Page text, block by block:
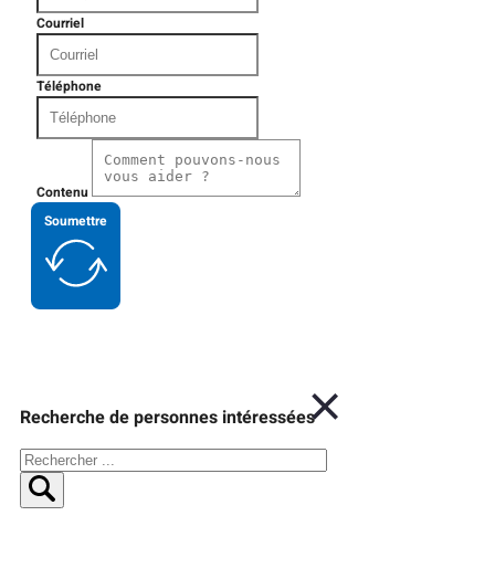
Courriel
Téléphone
Contenu
Soumettre
Recherche de personnes intéressées
Rechercher